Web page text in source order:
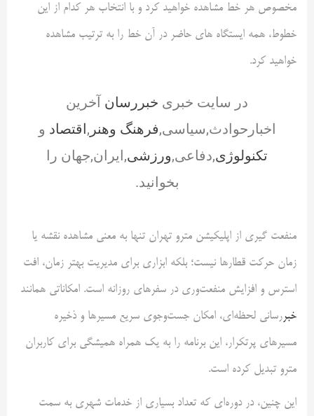
مخصوص هر خط مشاهده خواهید کرد و با انتخاب هر کدام از این
خطوط، همه ایستگاه های حاضر در آن خط را به ترتیب مشاهده
خواهید کرد.
در سایت خبری خبررسان آخرین
اخبارحوادث,سیاسی,فرهنگ وهنر ,اقتصاد و
تکنولوژی,دفاعی,ورزشی,ایران,جهان را
بخوانید.
منفعت گیری از اپلیکیشن مترو تهران تنها به معنی مشاهده نقشه یا
زمان حرکت قطارها نیست؛ بلکه ابزاری برای مدیریت بهتر زمان، افت
استرس و افزایش منفعت‌وری در سفرهای روزانه است. امکاناتی همانند
خبر‌رسانی لحظه‌ای، امکان جست‌وجوی سریع مسیرها و ذخیره
مسیرهای پرتکرار، این برنامه را به یک همراه همیشگی برای کاربران
مترو تبدیل کرده است.
این چنین، در دوره‌ای که تعداد بسیاری از خدمات شهری به سمت